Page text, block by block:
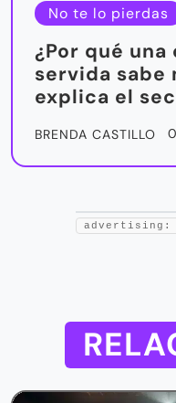
No te lo pierdas
¿Por qué
servida sabe
explica el
BRENDA CASTILLO
advertising: